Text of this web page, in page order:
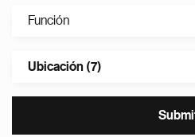
Función
Ubicación (7)